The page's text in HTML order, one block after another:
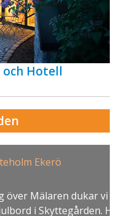
och Hotell
dukar vi upp
Här